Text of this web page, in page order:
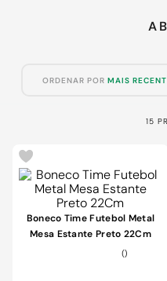
ORDENAR POR MAIS
15
Boneco Time Futebol Metal
Mesa Estante Preto 22Cm
()
sofa
º
porta
chuveiro